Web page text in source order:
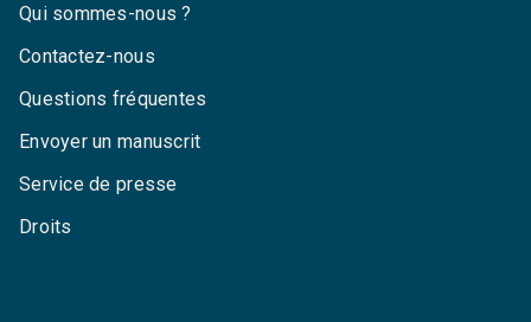
Qui sommes-nous ?
Contactez-nous
Questions fréquentes
Envoyer un manuscrit
Service de presse
Droits